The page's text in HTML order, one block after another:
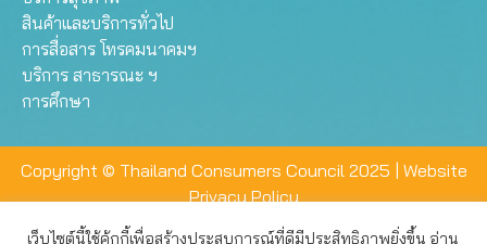
สินค้าและบริการทั่วไป
การสื่อสาร โทรคมนาคมฯ
บริการ สาธารณะ ฯ
การศึกษา
Copyright © Thailand Consumers Council 2025 | Website
Privacy Policy
เว็บไซต์นี้ใช้คุ้กกี้เพื่อสร้างประสบการณ์ที่ดีมีประสิทธิภาพยิ่งขึ้น อ่าน